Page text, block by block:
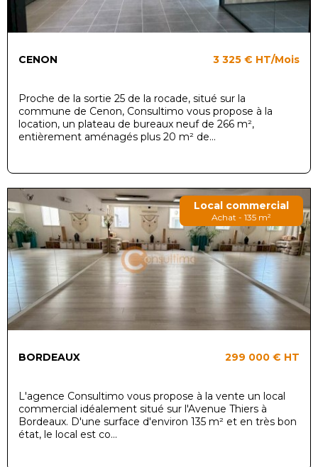
CENON 3 325 € HT/Mois
Proche de la sortie 25 de la rocade, situé sur la
commune de Cenon, Consultimo vous propose à la
location, un plateau de bureaux neuf de 266 m²,
entièrement aménagés plus 20 m² de...
Local commercial
Achat - 135 m²
BORDEAUX 299 000 € HT
L'agence Consultimo vous propose à la vente un local
commercial idéalement situé sur l'Avenue Thiers à
Bordeaux. D'une surface d'environ 135 m² et en très bon
état, le local est co...